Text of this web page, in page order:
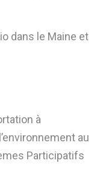
dans le Maine et
à
au
Participatifs